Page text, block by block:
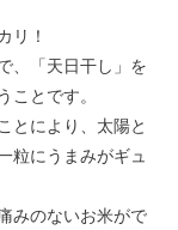
リ！
、「天日干し」を
ことです。
とにより、太陽と
粒にうまみがギュ
みのないお米がで